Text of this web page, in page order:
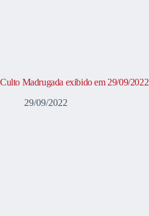
Culto Madrugada exibido em 29/09/2022
29/09/2022